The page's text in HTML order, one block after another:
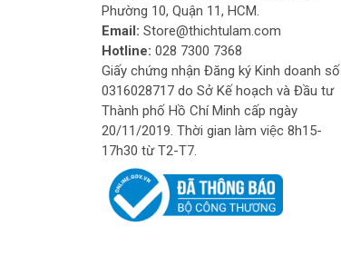
Phường 10, Quận 11, HCM.
Email: Store@thichtulam.com
Hotline: 028 7300 7368
Giấy chứng nhận Đăng ký Kinh doanh số
0316028717 do Sở Kế hoạch và Đầu tư
Thành phố Hồ Chí Minh cấp ngày
20/11/2019. Thời gian làm việc 8h15-
17h30 từ T2-T7.